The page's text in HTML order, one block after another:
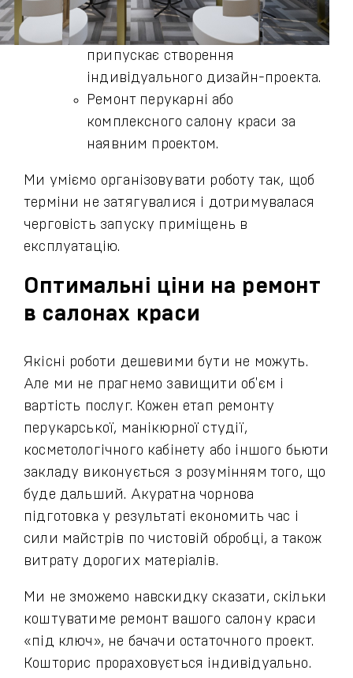
припускає створення
індивідуального дизайн-проекта.
Ремонт перукарні або
комплексного салону краси за
наявним проектом.
Ми уміємо організовувати роботу так, щоб
терміни не затягувалися і дотримувалася
черговість запуску приміщень в
експлуатацію.
Оптимальні ціни на ремонт
в салонах краси
Якісні роботи дешевими бути не можуть.
Але ми не прагнемо завищити об'єм і
вартість послуг. Кожен етап ремонту
перукарської, манікюрної студії,
косметологічного кабінету або іншого бьюти
закладу виконується з розумінням того, що
буде дальший. Акуратна чорнова
підготовка у результаті економить час і
сили майстрів по чистовій обробці, а також
витрату дорогих матеріалів.
Ми не зможемо навскидку сказати, скільки
коштуватиме ремонт вашого салону краси
«під ключ», не бачачи остаточного проект.
Кошторис прораховується індивідуально.